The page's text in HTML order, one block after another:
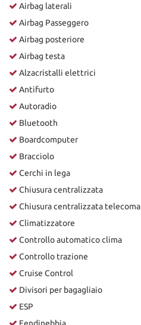
Airbag laterali
Airbag Passeggero
Airbag posteriore
Airbag testa
Alzacristalli elettrici
Antifurto
Autoradio
Bluetooth
Boardcomputer
Bracciolo
Cerchi in lega
Chiusura centralizzata
Chiusura centralizzata
Climatizzatore
Controllo automatico clima
Controllo trazione
Cruise Control
Divisori per bagagliaio
ESP
Fendinebbia